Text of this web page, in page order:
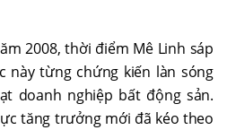
2008, thời điểm Mê Linh sáp
này từng chứng kiến làn sóng
doanh nghiệp bất động sản.
tăng trưởng mới đã kéo theo